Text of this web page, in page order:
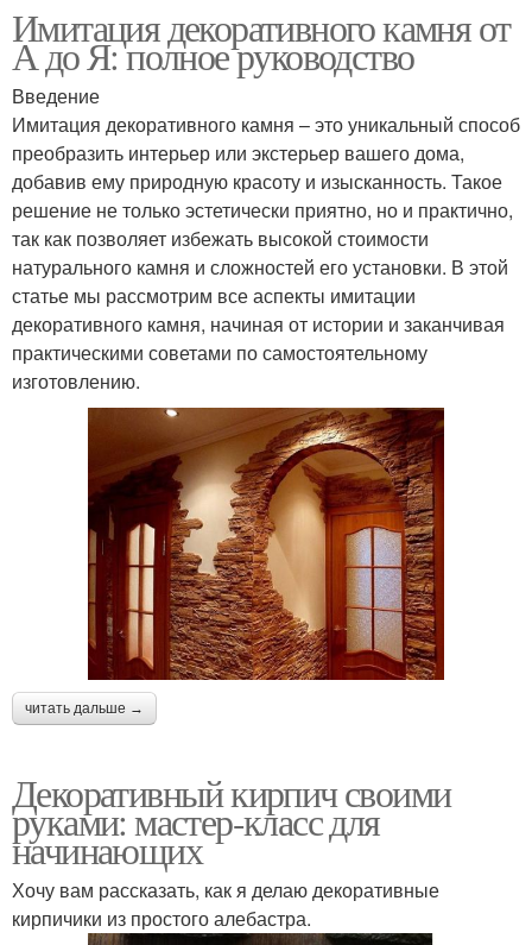
Имитация декоративного камня от
А до Я: полное руководство
Введение
Имитация декоративного камня – это уникальный способ
преобразить интерьер или экстерьер вашего дома,
добавив ему природную красоту и изысканность. Такое
решение не только эстетически приятно, но и практично,
так как позволяет избежать высокой стоимости
натурального камня и сложностей его установки. В этой
статье мы рассмотрим все аспекты имитации
декоративного камня, начиная от истории и заканчивая
практическими советами по самостоятельному
изготовлению.
читать дальше →
Декоративный кирпич своими
руками: мастер-класс для
начинающих
Хочу вам рассказать, как я делаю декоративные
кирпичики из простого алебастра.